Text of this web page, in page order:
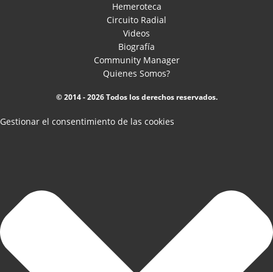
Hemeroteca
Circuito Radial
Videos
Biografía
Community Manager
Quienes Somos?
© 2014 - 2026 Todos los derechos reservados.
Gestionar el consentimiento de las cookies